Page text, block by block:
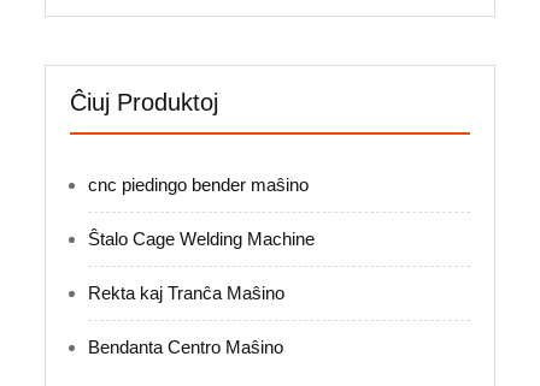
Ĉiuj Produktoj
cnc piedingo bender maŝino
Ŝtalo Cage Welding Machine
Rekta kaj Tranĉa Maŝino
Bendanta Centro Maŝino